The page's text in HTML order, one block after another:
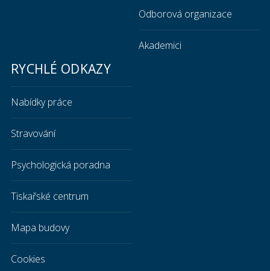
Odborová organizace
Akademici
RYCHLÉ ODKAZY
Nabídky práce
Stravování
Psychologická poradna
Tiskařské centrum
Mapa budovy
Cookies